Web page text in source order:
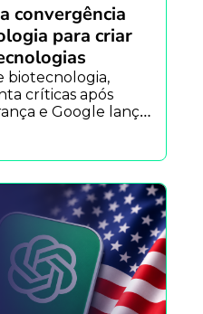
convergência
para criar
biotecnologia,
críticas após
e Google lança
a Declaração da
do Gemini.